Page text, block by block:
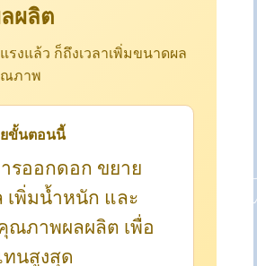
ผลิต
รงแล้ว ก็ถึงเวลาเพิ่มขนาดผล
ภาพ
ยขั้นตอนนี้
รออกดอก ขยาย
เพิ่มน้ำหนัก และ
ณภาพผลผลิต เพื่อ
นสูงสุด